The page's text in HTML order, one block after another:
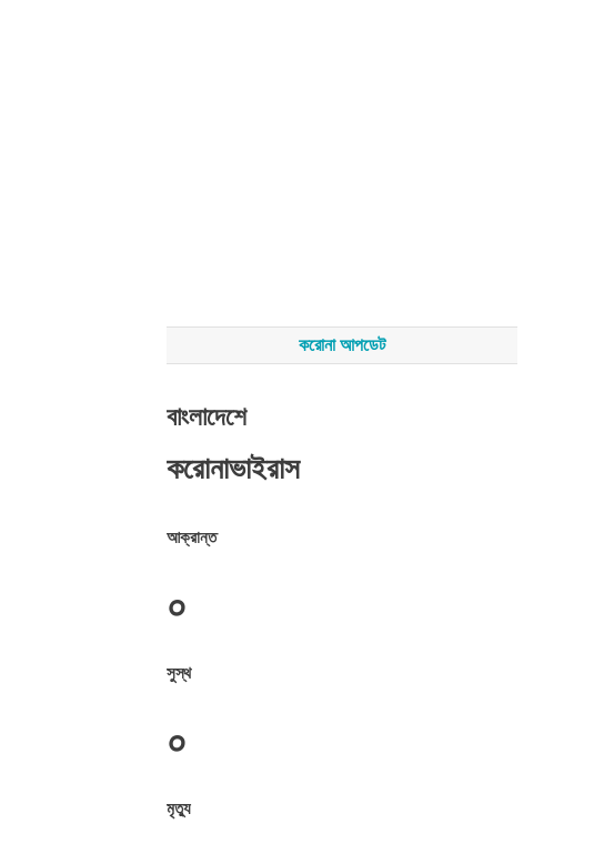
করোনা আপডেট
বাংলাদেশে
করোনাভাইরাস
আক্রান্ত
০
সুস্থ
০
মৃত্যু